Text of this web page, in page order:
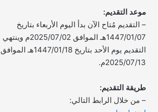
موعد التقديم:
– التقديم مُتاح الآن بدأ اليوم الأربعاء بتاريخ
1447/01/07هـ الموافق 2025/07/02م وينتهي
التقديم يوم الأحد بتاريخ 1447/01/18هـ الموافق
2025/07/13م.
طريقة التقديم:
– من خلال الرابط التالي: